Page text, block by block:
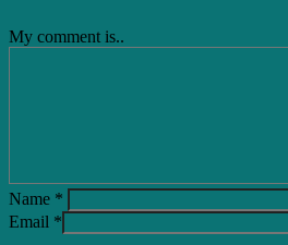
My comment is..
Name *
Email *